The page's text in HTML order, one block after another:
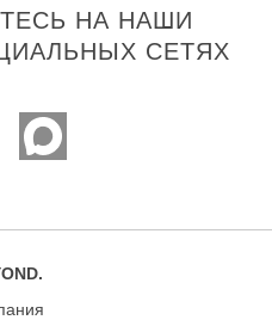
НА НАШИ
СЕТЯХ